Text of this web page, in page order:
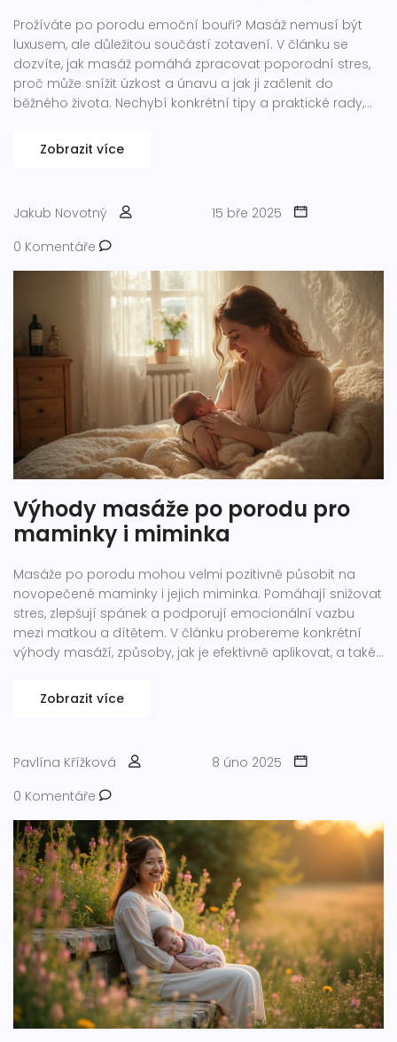
Prožíváte po porodu emoční bouři? Masáž nemusí být
luxusem, ale důležitou součástí zotavení. V článku se
dozvíte, jak masáž pomáhá zpracovat poporodní stres,
proč může snížit úzkost a únavu a jak ji začlenit do
běžného života. Nechybí konkrétní tipy a praktické rady,
porodu je stejně důležité jako to fyzické.
Zobrazit více
Jakub Novotný
15 bře 2025
0 Komentáře
Výhody masáže po porodu pro
maminky i miminka
Masáže po porodu mohou velmi pozitivně působit na
novopečené maminky i jejich miminka. Pomáhají snižovat
stres, zlepšují spánek a podporují emocionální vazbu
mezi matkou a dítětem. V článku probereme konkrétní
výhody masáží, způsoby, jak je efektivně aplikovat, a také
může vést k celkově lepšímu pohodlí a zdraví obou.
Zobrazit více
Pavlína Křížková
8 úno 2025
0 Komentáře